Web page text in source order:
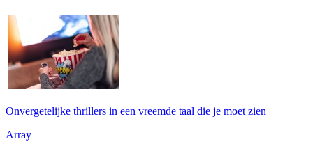
Onvergetelijke thrillers in een vreemde taal die je moet zien
Array